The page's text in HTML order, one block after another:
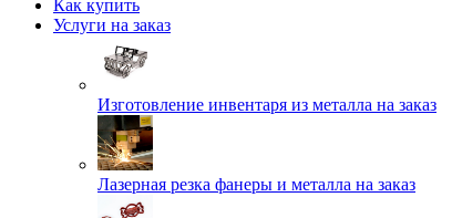
Как купить
Услуги на заказ
Изготовление инвентаря из металла на заказ
Лазерная резка фанеры и металла на заказ